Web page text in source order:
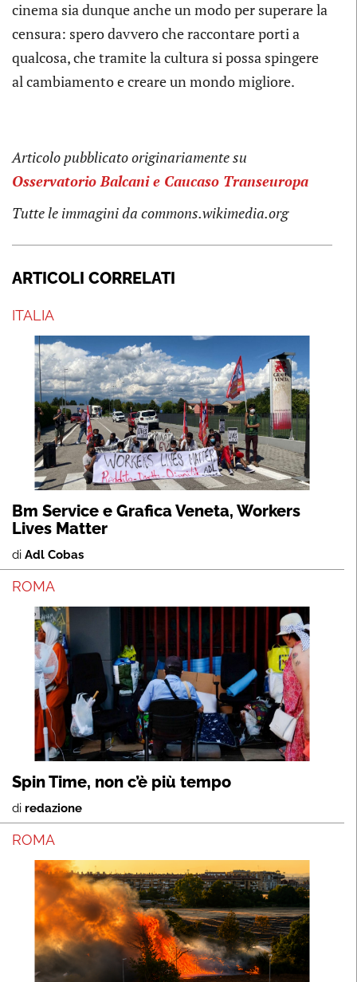
cinema sia dunque anche un modo per superare la
censura: spero davvero che raccontare porti a
qualcosa, che tramite la cultura si possa spingere
al cambiamento e creare un mondo migliore.
Articolo pubblicato originariamente su
Osservatorio Balcani e Caucaso Transeuropa
Tutte le immagini da commons.wikimedia.org
ARTICOLI CORRELATI
ITALIA
Bm Service e Grafica Veneta, Workers
Lives Matter
di Adl Cobas
ROMA
Spin Time, non c’è più tempo
di redazione
ROMA